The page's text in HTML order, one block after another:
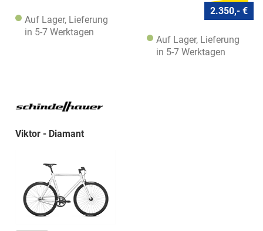
Auf Lager, Lieferung
in 5-7 Werktagen
2.350,- €
Auf Lager, Lieferung
in 5-7 Werktagen
Viktor - Diamant